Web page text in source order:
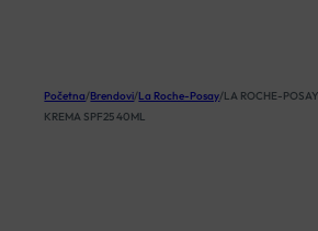
Početna/Brendovi/La Roche-Posay/LA ROCHE-
KREMA SPF25 40ML